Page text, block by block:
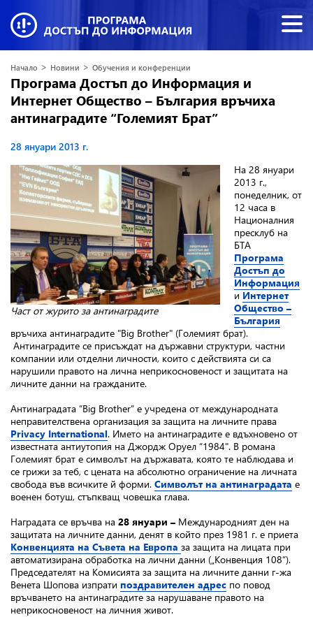
Начало > Новини > Обучения и конференции
Програма Достъп до Информация и
Интернет Общество – България връчиха
антинаградите “Големият Брат”
28 януари 2013 г.
Част от журито за антинаградите
На 28 януари
2013 г.,
понеделник, от
12 часа в
Националния
пресклуб на
БТА
Програма
Достъп до
Информация
и Интернет
Общество –
България
връчиха антинаградите "Big Brother" (Големият брат).
Антинаградите се присъждат на държавни структури, частни
компании или отделни личности, които с действията си са
нарушили правото на лична неприкосновеност и защитата на
личните данни на гражданите.
Антинаградата “Big Brother” е учредена от международната
неправителствена организация за защита на личните права
Privacy International. Името на антинаградите е вдъхновено от
известната антиутопия на Джордж Оруел “1984". В романа
Големият брат е символът на държавата, която те наблюдава и
се грижи за теб, с цената на абсолютно ограничение на личната
свобода във всичките й форми. Символът на антинаградата е
военен ботуш, стъпкващ човешка глава.
Наградата се връчва на 28 януари – Международният ден на
защитата на личните данни, денят в който през 1981 г. е приета
Конвенцията на Съвета на Европа за защита на лицата при
автоматизирана обработка на лични данни („Конвенция 108“).
Председателят на Комисията за защита на личните данни г-жа
Венета Шопова изпрати поздравителен адрес по повод
връчването на антинаградите за нарушаване правото на
неприкосновеност на личния живот.